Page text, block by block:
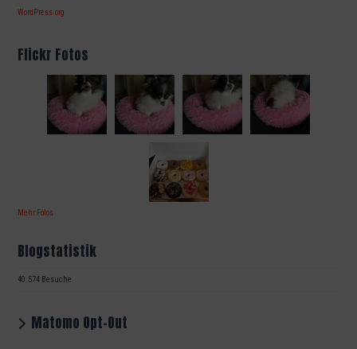
WordPress.org
Flickr Fotos
Mehr Fotos
Blogstatistik
40.574 Besuche
Matomo Opt-Out